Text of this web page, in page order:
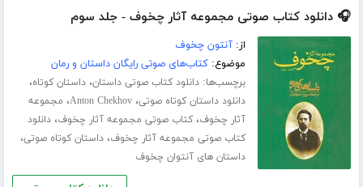
🎧 دانلود کتاب صوتی مجموعه آثار چخوف - جلد سوم
از:آنتون چخوف
موضوع:کتاب‌های صوتی رایگان داستان و رمان
برچسب‌ها:دانلود کتاب صوتی داستان،داستان کوتاه،
دانلود داستان کوتاه صوتی،Anton Chekhov، مجموعه
آثار چخوف،کتاب صوتی مجموعه آثار چخوف،دانلود
کتاب صوتی مجموعه آثار چخوف،داستان کوتاه صوتی،
داستان های آنتوان چخوف